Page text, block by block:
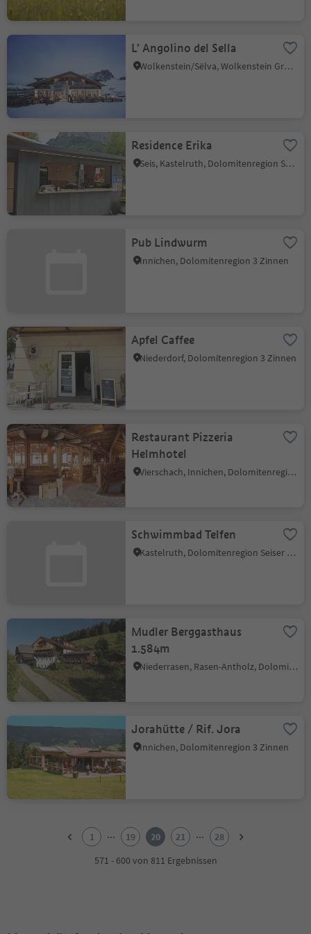
L' Angolino del Sella
Wolkenstein/Sëlva, Wolkenstein Gröden, Dolomitenregion Gröden
Residence Erika
Seis, Kastelruth, Dolomitenregion Seiser Alm
Pub Lindwurm
Innichen, Dolomitenregion 3 Zinnen
Apfel Caffee
Niederdorf, Dolomitenregion 3 Zinnen
Restaurant Pizzeria
Helmhotel
Vierschach, Innichen, Dolomitenregion 3 Zinnen
Schwimmbad Telfen
Kastelruth, Dolomitenregion Seiser Alm
Mudler Berggasthaus
1.584m
Niederrasen, Rasen-Antholz, Dolomitenregion Kronplatz
Jorahütte / Rif. Jora
Innichen, Dolomitenregion 3 Zinnen
1 ... 19 20 21 ...
28
571 - 600 von 811 Ergebnissen